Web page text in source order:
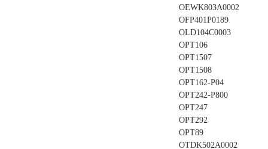
OEWK803A0002
OFP401P0189
OLD104C0003
OPT106
OPT1507
OPT1508
OPT162-P04
OPT242-P800
OPT247
OPT292
OPT89
OTDK502A0002